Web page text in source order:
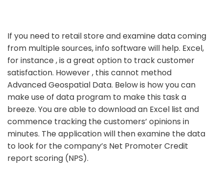
If you need to retail store and examine data coming
from multiple sources, info software will help. Excel,
for instance , is a great option to track customer
satisfaction. However , this cannot method
Advanced Geospatial Data. Below is how you can
make use of data program to make this task a
breeze. You are able to download an Excel list and
commence tracking the customers’ opinions in
minutes. The application will then examine the data
to look for the company’s Net Promoter Credit
report scoring (NPS).